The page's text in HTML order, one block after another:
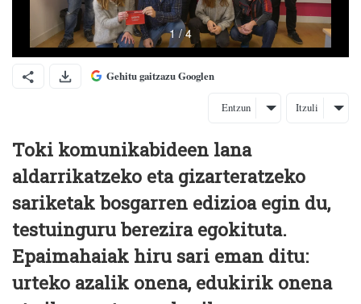
Gehitu gaitzazu Googlen
Entzun Itzuli
Toki komunikabideen lana
aldarrikatzeko eta gizarteratzeko
sariketak bosgarren edizioa egin du,
testuinguru berezira egokituta.
Epaimahaiak hiru sari eman ditu:
urteko azalik onena, edukirik onena